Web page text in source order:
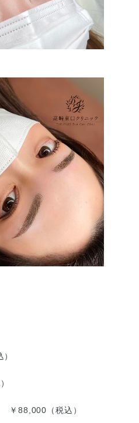
￥88,000（税込）